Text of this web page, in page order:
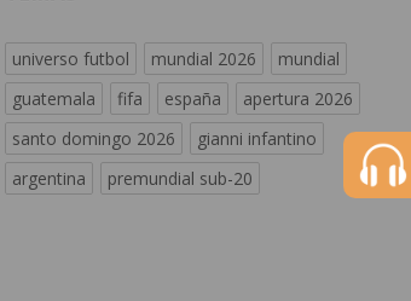
universo futbol mundial 2026
mundial
guatemala
fifa españa
apertura 2026
santo domingo 2026
gianni infantino
argentina
premundial sub-20